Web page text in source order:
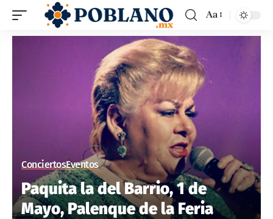
Aa
ConciertosEventos
Paquita la del Barrio, 1 de
Mayo, Palenque de la Feria